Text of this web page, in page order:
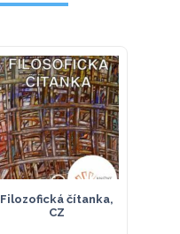
Filozofická čítanka,
CZ